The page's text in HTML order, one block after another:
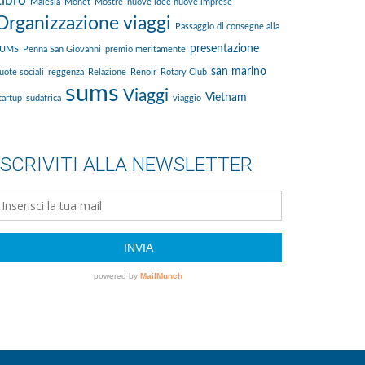
Malesia Monet Mostre nuove idee nuove imprese
viaggi Passaggio di consegne alla
Penna San Giovanni premio meritamente presentazione
sociali reggenza Relazione Renoir Rotary Club san marino
sudafrica sums Viaggi viaggio Vietnam
ALLA NEWSLETTER